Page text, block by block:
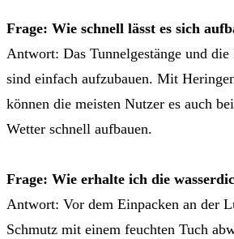
Frage: Wie schnell lässt es sich
Antwort: Das Tunnelgestänge und die
sind einfach aufzubauen. Mit
können die meisten Nutzer es auch
Wetter schnell aufbauen.
Frage: Wie erhalte ich die
Antwort: Vor dem Einpacken an der
Schmutz mit einem feuchten Tuch